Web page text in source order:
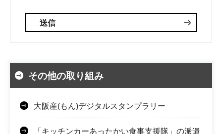
その他の取り組み
大阪産(もん)デジタルスタンプラリー
「キッチンカーあったかい食事支援隊」の派遣